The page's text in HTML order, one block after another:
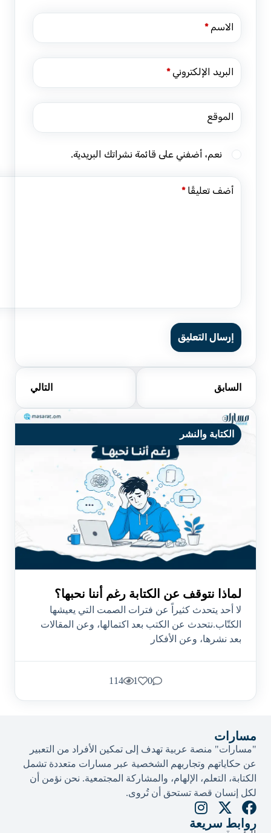
الاسم *
البريد الإلكتروني *
الموقع
نعم، أضفني على قائمة نشراتك البريدية.
أضف تعليقًا *
إرسال التعليق
السابق التالي
الكتابة والنشر
لماذا نتوقف عن الكتابة رغم أننا نحبها؟
لا أحد يتحدث كثيراً عن فترات الصمت التي يعيشها
الكتّاب.نتحدث عن الكتب بعد اكتمالها، وعن المقالات
بعد نشرها، وعن الأفكار
0
1
114
مسارات
"مسارات" منصة عربية تهدف إلى تمكين الأفراد من التعبير
عن حكاياتهم وتجاربهم الشخصية عبر مسارات متعددة تشمل
الكتابة، التعلم، الإلهام، والمشاركة المجتمعية. نحن نؤمن أن
لكل إنسان قصة تستحق أن تُروى.​
روابط سريعة